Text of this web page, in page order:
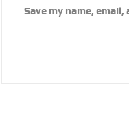
Save my name,